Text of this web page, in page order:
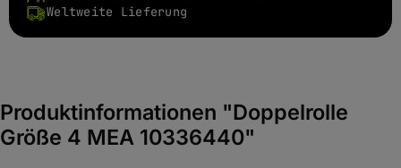
Weltweite Lieferung
Produktinformationen "Doppelrolle
Größe 4 MEA 10336440"